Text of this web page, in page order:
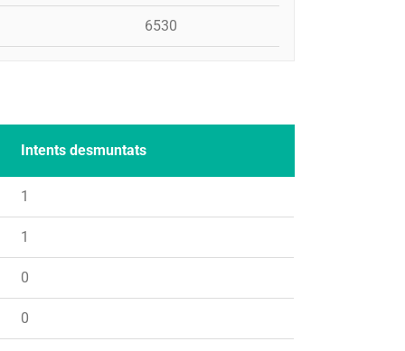
6530
Intents desmuntats
1
1
0
0